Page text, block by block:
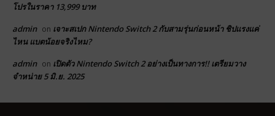
โปรในราคา 13,999 บาท
admin on เจาะสเปก Nintendo Switch 2 กับสามรุ่นก่อนหน้า ชิปแรงแค่
ไหน แบตน้อยจริงไหม?
admin on เปิดตัว Nintendo Switch 2 อย่างเป็นทางการ!! เตรียมวาง
จำหน่าย 5 มิ.ย. 2025